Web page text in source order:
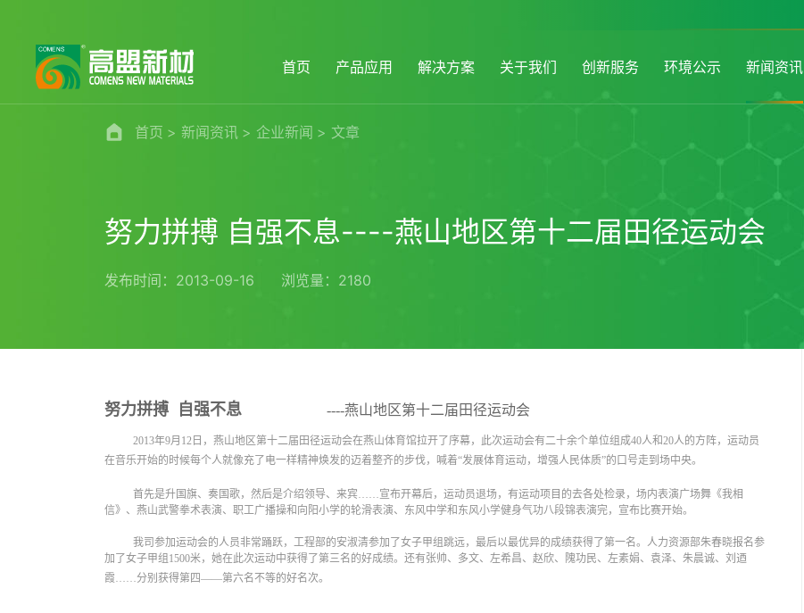
首页 产品应用 解决方案 关于我们 创新服务 环境公示 新闻资讯
首页 新闻资讯 企业新闻 文章
努力拼搏 自强不息----燕山地区第十二届田径运动会
发布时间：2013-09-16 浏览量：2180
努力拼搏 自强不息 ----燕山地区第十二届田径运动会
2013年9月12日 ，燕山地区第十二届田径运动会在燕山体育馆拉开了序幕，此次运动会有二十余个单位组成40人和20人的方阵，运动员
在音乐开始的时候每个人就像充了电一样精神焕发的迈着整齐的步伐，喊着“发展体育运动，增强人民体质”的口号走到场中央。
首先是升国旗、奏国歌，然后是介绍领导、来宾……宣布开幕后，运动员退场，有运动项目的去各处检录，场内表演广场舞《我相
信》、燕山武警拳术表演、职工广播操和向阳小学的轮滑表演、东风中学和东风小学健身气功八段锦表演完，宣布比赛开始。
我司参加运动会的人员非常踊跃， 工程部的安淑清参加了女子甲组跳远，最后以最优异的成绩获得了第一名。 人力资源部朱春晓报名参
加了女子甲组 1500米，她在此次运动中获得了第三名的好成绩。 还有张帅、多文、左希昌、赵欣、隗功民、左素娟、袁泽、朱晨诚、刘迺
霞……分别获得第四——第六名不等的好名次。